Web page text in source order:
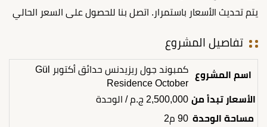
يتم تحديث الأسعار باستمرار. اتصل بنا للحصول على السعر الحالي
تفاصيل المشروع
اسم المشروع
كمبوند جول ريزيدنس حدائق أكتوبر Gül
Residence October
الأسعار تبدأ من 2,500,000 ج.م / الوحدة
مساحة الوحدة 90 م2